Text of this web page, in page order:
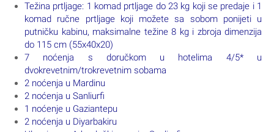
Težina prtljage: 1 komad prtljage do 23 kg koji se predaje i 1
komad ručne prtljage koji možete sa sobom ponijeti u
putničku kabinu, maksimalne težine 8 kg i zbroja dimenzija
do 115 cm (55x40x20)
7 noćenja s doručkom u hotelima 4/5* u
dvokrevetnim/trokrevetnim sobama
2 noćenja u Mardinu
2 noćenja u Sanliurfi
1 noćenje u Gaziantepu
2 noćenja u Diyarbakiru